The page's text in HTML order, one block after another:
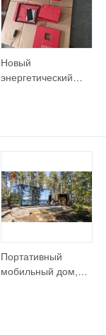
Новый
энергетический
приборы
оборудование для
оболочка
Портативный
мобильный дом,